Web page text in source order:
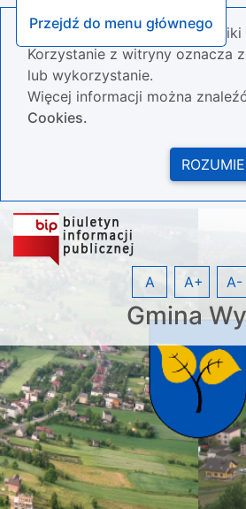
Przejdź do menu głównego
Nasza strona wykorzystuje pliki
Korzystanie z witryny oznacza
lub wykorzystanie.
Więcej informacji można
Cookies.
Gmina
A A+ A-